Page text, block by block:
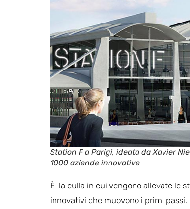
Station F a Parigi, ideata da Xavier
1000 aziende innovative
È la culla in cui vengono allevate le
innovativi che muovono i primi